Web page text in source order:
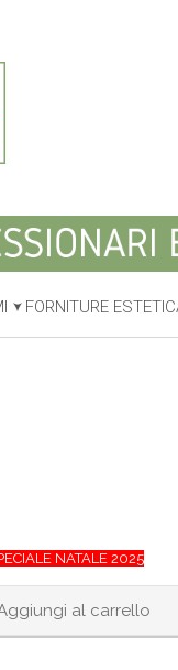
FORNITURE
NATALE 2025